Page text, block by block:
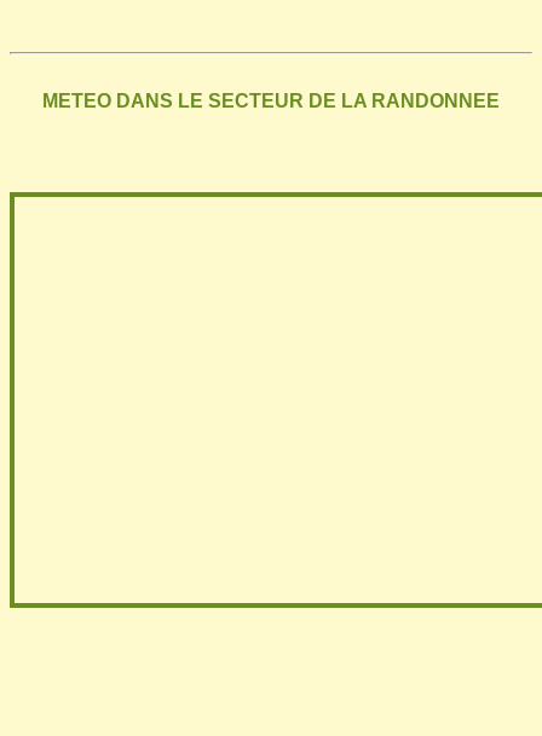
METEO DANS LE SECTEUR DE LA RANDONNEE